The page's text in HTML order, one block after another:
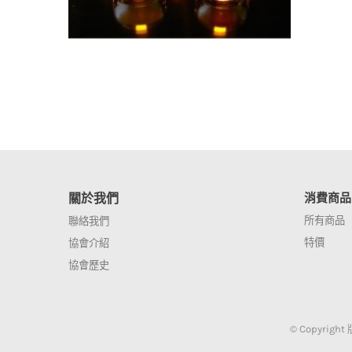
關於我們
聯絡我們
協會介紹
協會歷史
消費商品
所有商品
特價
© Copyright